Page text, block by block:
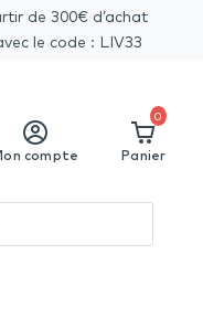
de 300€ d’achat
le code : LIV33
compte Panier
0